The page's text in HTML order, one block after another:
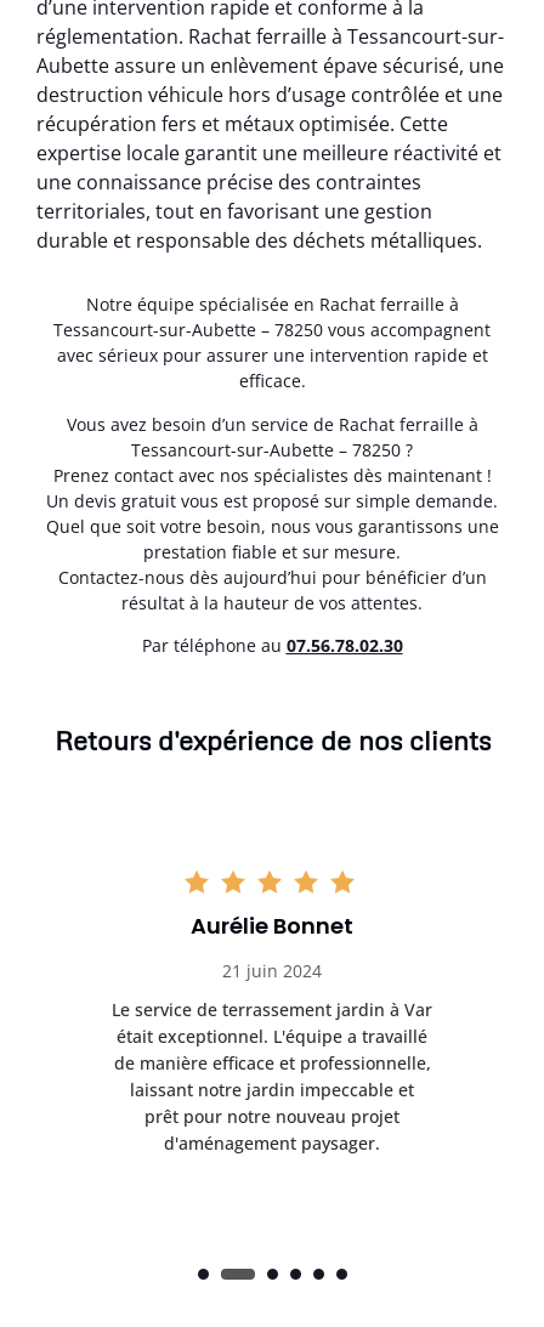
d’une intervention rapide et conforme à la
réglementation. Rachat ferraille à Tessancourt-sur-
Aubette assure un enlèvement épave sécurisé, une
destruction véhicule hors d’usage contrôlée et une
récupération fers et métaux optimisée. Cette
expertise locale garantit une meilleure réactivité et
une connaissance précise des contraintes
territoriales, tout en favorisant une gestion
durable et responsable des déchets métalliques.
Notre équipe spécialisée en Rachat ferraille à
Tessancourt-sur-Aubette – 78250 vous accompagnent
avec sérieux pour assurer une intervention rapide et
efficace.
Vous avez besoin d’un service de Rachat ferraille à
Tessancourt-sur-Aubette – 78250 ?
Prenez contact avec nos spécialistes dès maintenant !
Un devis gratuit vous est proposé sur simple demande.
Quel que soit votre besoin, nous vous garantissons une
prestation fiable et sur mesure.
Contactez-nous dès aujourd’hui pour bénéficier d’un
résultat à la hauteur de vos attentes.
Par téléphone au 07.56.78.02.30
Retours d'expérience de nos clients
Aurélie Bonnet
21 juin 2024
Le service de terrassement jardin à Var
était exceptionnel. L'équipe a travaillé
de manière efficace et professionnelle,
laissant notre jardin impeccable et
prêt pour notre nouveau projet
d'aménagement paysager.